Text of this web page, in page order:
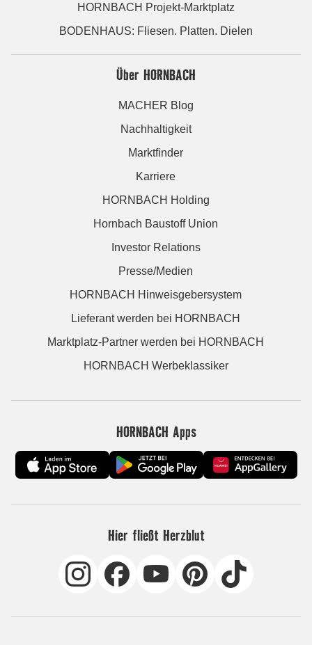
HORNBACH Projekt-Marktplatz
BODENHAUS: Fliesen. Platten. Dielen
Über HORNBACH
MACHER Blog
Nachhaltigkeit
Marktfinder
Karriere
HORNBACH Holding
Hornbach Baustoff Union
Investor Relations
Presse/Medien
HORNBACH Hinweisgebersystem
Lieferant werden bei HORNBACH
Marktplatz-Partner werden bei HORNBACH
HORNBACH Werbeklassiker
HORNBACH Apps
Hier fließt Herzblut